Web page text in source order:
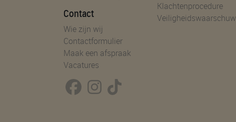
Contact
Wie zijn wij
Contactformulier
Maak een afspraak
Vacatures
Klachtenprocedure